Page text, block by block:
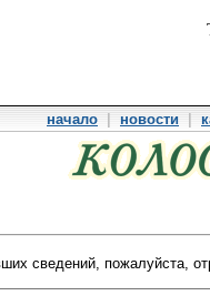
начало новости
сведений, пожалуйста,